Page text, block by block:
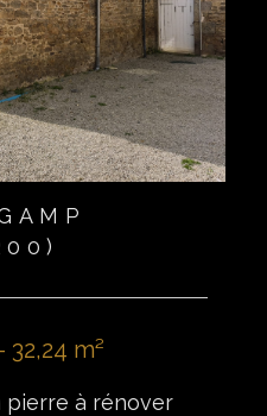
m²
pierre à rénover